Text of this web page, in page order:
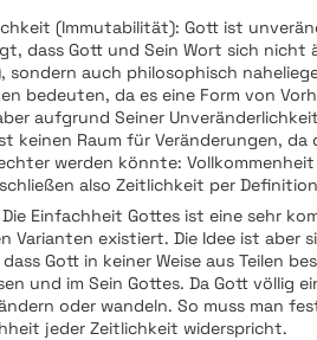
(Immutabilität): Gott ist
dass Gott und Sein Wort sich nicht
sondern auch philosophisch
bedeuten, da es eine Form von
aufgrund Seiner
keinen Raum für Veränderungen, da
werden könnte:
also Zeitlichkeit per
Einfachheit Gottes ist eine sehr
Varianten existiert. Die Idee ist aber
Gott in keiner Weise aus Teilen
und im Sein Gottes. Da Gott völlig
oder wandeln. So muss man
jeder Zeitlichkeit widerspricht.